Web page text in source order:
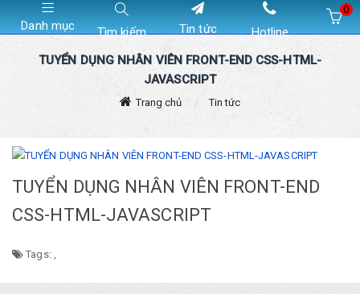
Danh mục Tìm kiếm Tin tức Hotline
0
TUYỂN DỤNG NHÂN VIÊN FRONT-END CSS-HTML-
JAVASCRIPT
Trang chủ Tin tức
TUYỂN DỤNG NHÂN VIÊN FRONT-END
CSS-HTML-JAVASCRIPT
Tags: ,